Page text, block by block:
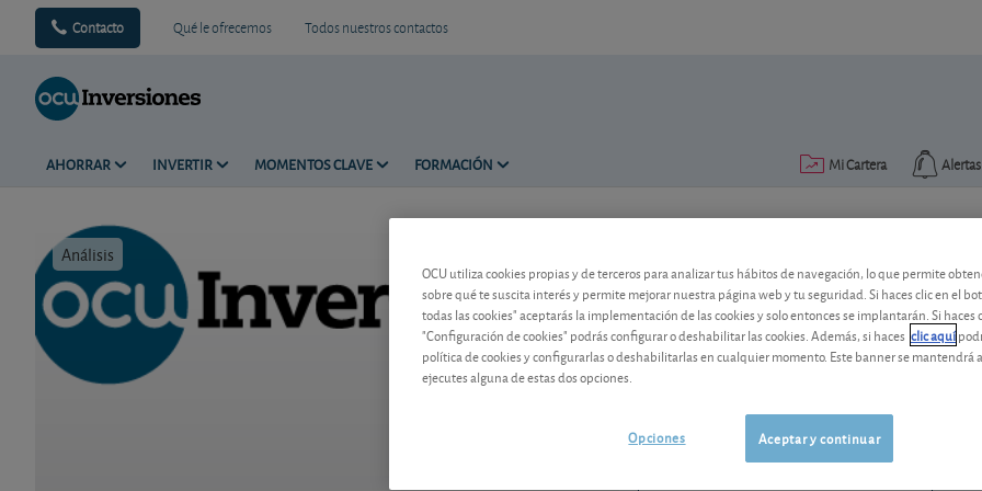
Contacto Qué le ofrecemos Todos nuestros contactos
AHORRAR INVERTIR MOMENTOS CLAVE FORMACIÓN Alertas
Mi Cartera
Análisis
Merlin Properties hace
La compañía española se beneficia
Además, sigue reestructurando su
OCU utiliza cookies propias y de terceros para analizar tus hábitos de navegación, lo que permite
sobre qué te suscita interés y permite mejorar nuestra página web y tu seguridad. Si haces clic en el
todas las cookies" aceptarás la implementación de las cookies y solo entonces se implantarán. Si haces
"Configuración de cookies" podrás configurar o deshabilitar las cookies. Además, si haces clic aquí
política de cookies y configurarlas o deshabilitarlas en cualquier momento. Este banner se mantendrá
ejecutes alguna de estas dos opciones.
Aceptar y continuar
Opciones